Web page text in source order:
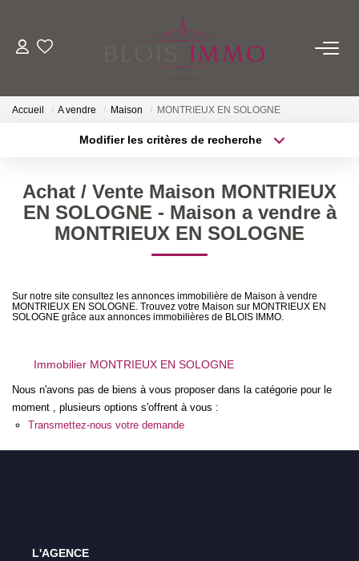
Acheter
Louer
Off Market
ESTIMER
FAIRE GÉRER
Notre Équipe
Nos Actualités
Accueil A vendre Maison MONTRIEUX EN SOLOGNE
Modifier les critères de recherche
Type de bien
Budget max Plus de critères
Achat / Vente Maison MONTRIEUX
EN SOLOGNE - Maison a vendre à
MONTRIEUX EN SOLOGNE
Sur notre site consultez les annonces immobilière de Maison à vendre
MONTRIEUX EN SOLOGNE. Trouvez votre Maison sur MONTRIEUX EN
SOLOGNE grâce aux annonces immobilières de BLOIS IMMO.
Immobilier MONTRIEUX EN SOLOGNE
Nous n'avons pas de biens à vous proposer dans la catégorie pour le
moment , plusieurs options s'offrent à vous :
Transmettez-nous votre demande
L'AGENCE